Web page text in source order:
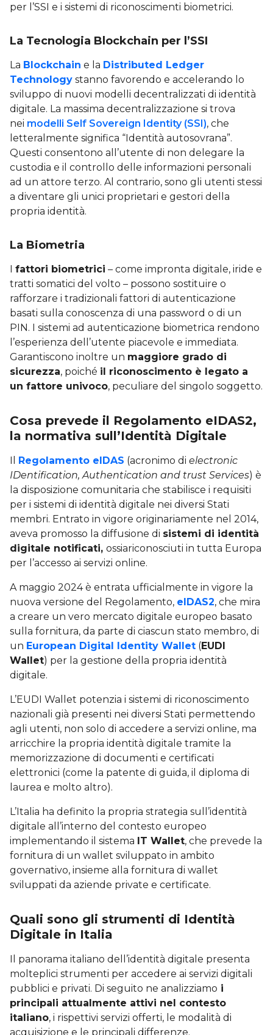
per l’SSI e i sistemi di riconoscimenti biometrici.
La Tecnologia Blockchain per l’SSI
La Blockchain e la Distributed Ledger
Technology stanno favorendo e accelerando lo
sviluppo di nuovi modelli decentralizzati di identità
digitale. La massima decentralizzazione si trova
nei modelli Self Sovereign Identity (SSI), che
letteralmente significa “Identità autosovrana”.
Questi consentono all’utente di non delegare la
custodia e il controllo delle informazioni personali
ad un attore terzo. Al contrario, sono gli utenti stessi
a diventare gli unici proprietari e gestori della
propria identità.
La Biometria
fattori biometrici – come impronta digitale, iride e
tratti somatici del volto – possono sostituire o
rafforzare i tradizionali fattori di autenticazione
basati sulla conoscenza di una password o di un
PIN. I sistemi ad autenticazione biometrica rendono
l’esperienza dell’utente piacevole e immediata.
Garantiscono inoltre un maggiore grado di
sicurezza, poiché il riconoscimento è legato a
un fattore univoco, peculiare del singolo soggetto.
Cosa prevede il Regolamento eIDAS2,
la normativa sull’Identità Digitale
Regolamento eIDAS (acronimo di electronic
IDentification, Authentication and trust Services) è
la disposizione comunitaria che stabilisce i requisiti
per i sistemi di identità digitale nei diversi Stati
membri. Entrato in vigore originariamente nel 2014,
aveva promosso la diffusione di sistemi di identità
digitale notificati, ossiariconosciuti in tutta Europa
per l’accesso ai servizi online.
A maggio 2024 è entrata ufficialmente in vigore la
nuova versione del Regolamento, eIDAS2, che mira
a creare un vero mercato digitale europeo basato
sulla fornitura, da parte di ciascun stato membro, di
un European Digital Identity Wallet (EUDI
Wallet) per la gestione della propria identità
digitale.
L’EUDI Wallet potenzia i sistemi di riconoscimento
nazionali già presenti nei diversi Stati permettendo
agli utenti, non solo di accedere a servizi online, ma
arricchire la propria identità digitale tramite la
memorizzazione di documenti e certificati
elettronici (come la patente di guida, il diploma di
laurea e molto altro).
L’Italia ha definito la propria strategia sull’identità
digitale all’interno del contesto europeo
implementando il sistema IT Wallet, che prevede la
fornitura di un wallet sviluppato in ambito
governativo, insieme alla fornitura di wallet
sviluppati da aziende private e certificate.
Quali sono gli strumenti di Identità
Digitale in Italia
Il panorama italiano dell’identità digitale presenta
molteplici strumenti per accedere ai servizi digitali
pubblici e privati. Di seguito ne analizziamo i
principali attualmente attivi nel contesto
italiano, i rispettivi servizi offerti, le modalità di
acquisizione e le principali differenze.